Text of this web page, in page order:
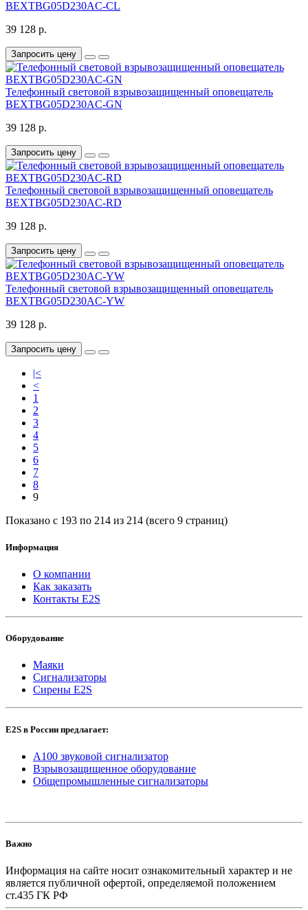
BEXTBG05D230AC-CL
39 128 р.
Запросить цену
Телефонный световой взрывозащищенный оповещатель
BEXTBG05D230AC-GN
39 128 р.
Запросить цену
Телефонный световой взрывозащищенный оповещатель
BEXTBG05D230AC-RD
39 128 р.
Запросить цену
Телефонный световой взрывозащищенный оповещатель
BEXTBG05D230AC-YW
39 128 р.
Запросить цену
|<
<
1
2
3
4
5
6
7
8
9
Показано с 193 по 214 из 214 (всего 9 страниц)
Информация
О компании
Как заказать
Контакты E2S
Оборудование
Маяки
Сигнализаторы
Сирены E2S
E2S в России предлагает:
A100 звуковой сигнализатор
Взрывозащищенное оборудование
Общепромышленные сигнализаторы
Важно
Информация на сайте носит ознакомительный характер и не
является публичной офертой, определяемой положением
ст.435 ГК РФ